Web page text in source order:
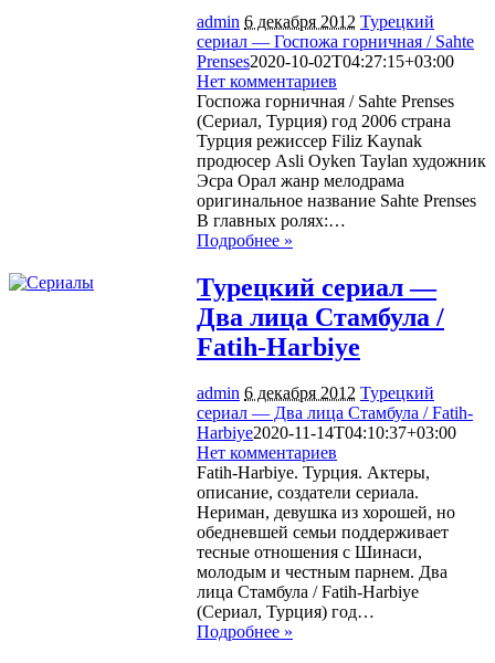
admin 6 декабря 2012 Турецкий
сериал — Госпожа горничная / Sahte
Prenses2020-10-02T04:27:15+03:00
Нет комментариев
Госпожа горничная / Sahte Prenses
(Сериал, Турция) год 2006 страна
Турция режиссер Filiz Kaynak
продюсер Asli Oyken Taylan художник
Эсра Орал жанр мелодрама
оригинальное название Sahte Prenses
В главных ролях:…
Подробнее »
Турецкий сериал —
Два лица Стамбула /
Fatih-Harbiye
admin 6 декабря 2012 Турецкий
сериал — Два лица Стамбула / Fatih-
Harbiye2020-11-14T04:10:37+03:00
Нет комментариев
Fatih-Harbiye. Турция. Актеры,
описание, создатели сериала.
Нериман, девушка из хорошей, но
обедневшей семьи поддерживает
тесные отношения с Шинаси,
молодым и честным парнем. Два
лица Стамбула / Fatih-Harbiye
(Сериал, Турция) год…
Подробнее »